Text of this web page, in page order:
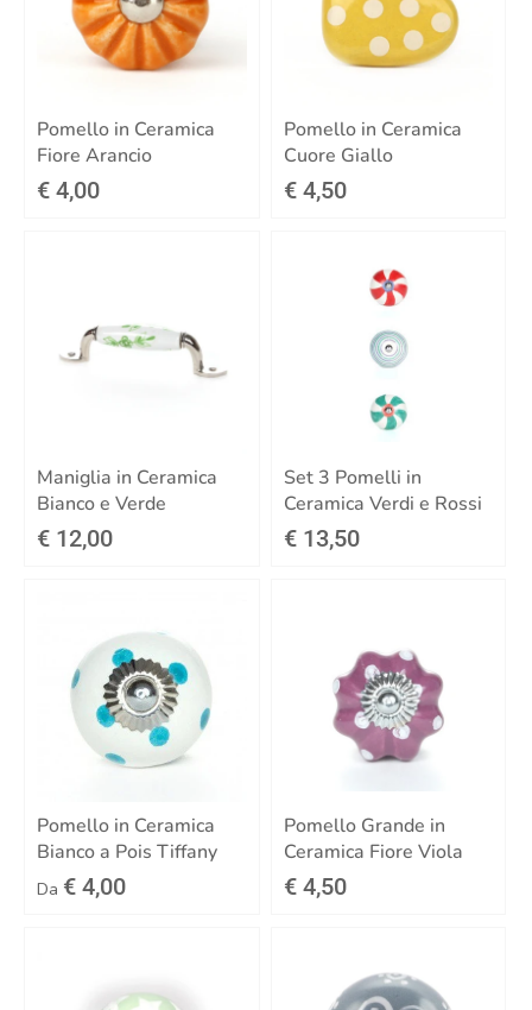
Pomello in Ceramica
Fiore Arancio
€ 4,00
Pomello in Ceramica
Cuore Giallo
€ 4,50
Maniglia in Ceramica
Bianco e Verde
€ 12,00
Set 3 Pomelli in
Ceramica Verdi e Rossi
€ 13,50
Pomello in Ceramica
Bianco a Pois Tiffany
Da € 4,00
Pomello Grande in
Ceramica Fiore Viola
€ 4,50